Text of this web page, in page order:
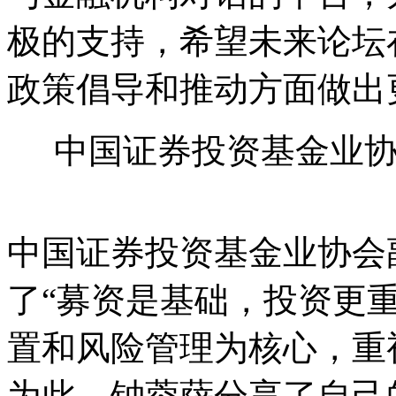
极的支持，希望未来论
政策倡导和推动方面做出
中国证券投资基金业
中国证券投资基金业协
了“募资是基础，投资更
置和风险管理为核心，